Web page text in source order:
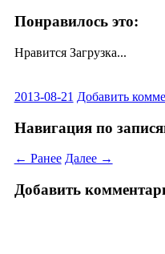
Понравилось это:
Нравится Загрузка...
2013-08-21 Добавить
Навигация по
← Ранее Далее →
Добавить